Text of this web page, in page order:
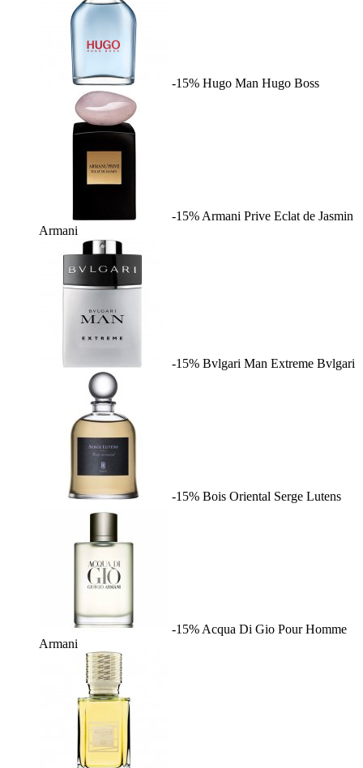
-15% Hugo Man Hugo Boss
-15% Armani Prive Eclat de Jasmin
Armani
-15% Bvlgari Man Extreme Bvlgari
-15% Bois Oriental Serge Lutens
-15% Acqua Di Gio Pour Homme
Armani